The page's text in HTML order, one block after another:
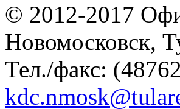
© 2012-2017
Новомосковск,
Тел./факс: